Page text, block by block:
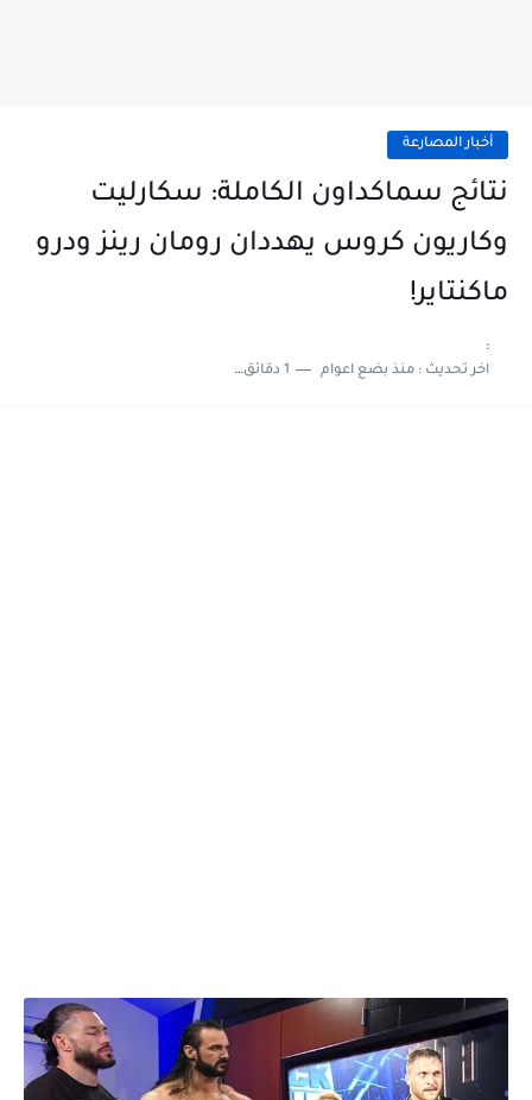
أخبار المصارعة
نتائج سماكداون الكاملة: سكارليت
وكاريون كروس يهددان رومان رينز ودرو
ماكنتاير!
:
اخر تحديث :منذ بضع اعوام 1 دقائق للقراءة